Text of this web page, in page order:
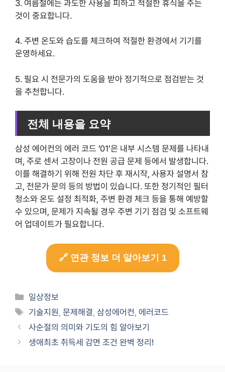
3. 여름철에는 과도한 사용을 피하고 적절한 휴식을 주는
것이 중요합니다.
4. 주변 온도와 습도를 체크하여 적절한 환경에서 기기를
운영하세요.
5. 필요 시 전문가의 도움을 받아 정기적으로 점검받는 것
을 추천합니다.
전체 내용을 요약
삼성 에어컨의 에러 코드 ’01’은 내부 시스템 문제를 나타내
며, 주로 센서 고장이나 전원 공급 문제 등에서 발생합니다.
이를 해결하기 위해 전원 차단 후 재시작, 사용자 설명서 참
고, 전문가 문의 등의 방법이 있습니다. 또한 정기적인 필터
청소와 온도 설정 최적화, 주변 환경 체크 등을 통해 예방할
수 있으며, 문제가 지속될 경우 주변 기기 점검 및 소프트웨
어 업데이트가 필요합니다.
🔗 연관 정보 더 알아보기 1
Categories
일상정보
Tags
기술지원 ,문제해결 ,삼성에어컨 ,에러코드
사순절의 의미와 기도의 힘 알아보기
생애최초 취득세 감면 조건 완벽 정리!